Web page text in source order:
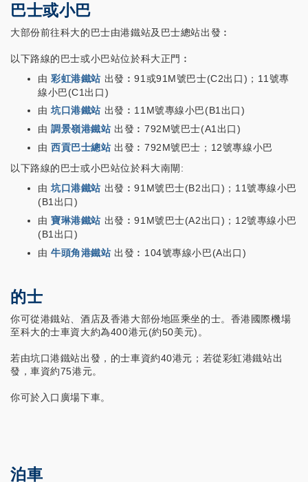
巴士或小巴
大部份前往科大的巴士由港鐵站及巴士總站出發︰
以下路線的巴士或小巴站位於科大正門︰
由彩虹港鐵站 出發︰91或91M號巴士(C2出口)；11號專
線小巴(C1出口)
由坑口港鐵站 出發︰11M號專線小巴(B1出口)
由調景嶺港鐵站 出發︰792M號巴士(A1出口)
由西貢巴士總站 出發︰792M號巴士；12號專線小巴
以下路線的巴士或小巴站位於科大南閘:
由坑口港鐵站 出發︰91M號巴士(B2出口)；11號專線小巴
(B1出口)
由寶琳港鐵站 出發︰91M號巴士(A2出口)；12號專線小巴
(B1出口)
由牛頭角港鐵站 出發︰104號專線小巴(A出口)
的士
你可從港鐵站、酒店及香港大部份地區乘坐的士。香港國際機場
至科大的士車資大約為400港元(約50美元)。
若由坑口港鐵站出發，的士車資約40港元；若從彩虹港鐵站出
發，車資約75港元。
你可於入口廣場下車。
泊車